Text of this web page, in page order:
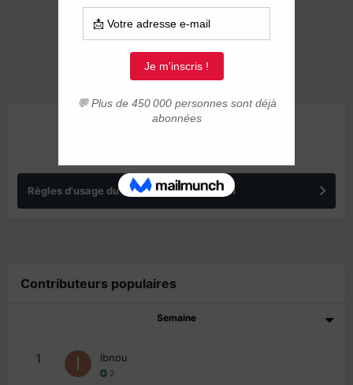
Règles d'usage du forum IMMIGRER.COM
Contributeurs populaires
Semaine
1 ibnou
2